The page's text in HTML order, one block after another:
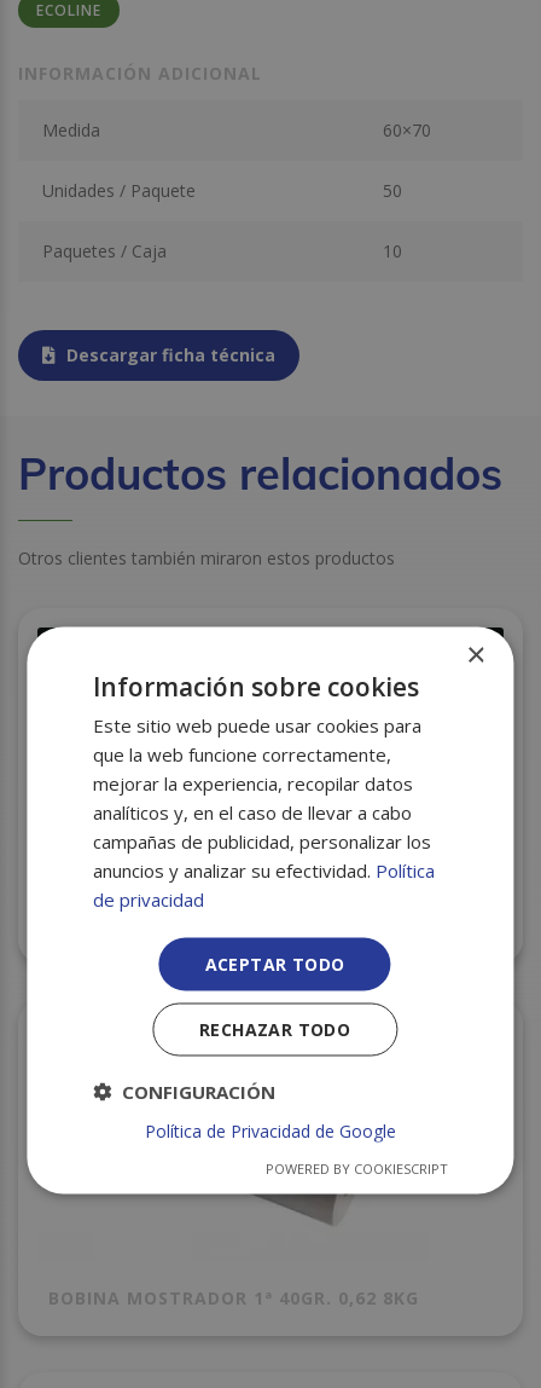
ECOLINE
INFORMACIÓN ADICIONAL
Medida 60×70
Unidades / Paquete 50
Paquetes / Caja 10
Descargar ficha técnica
Productos relacionados
Otros clientes también miraron estos productos
BOLSA PAPEL 18+7X34 BLANCA NEVAPLAST
BOBINA MOSTRADOR 1ª 40GR. 0,62 8KG
×
Información sobre cookies
Este sitio web puede usar cookies para
que la web funcione correctamente,
mejorar la experiencia, recopilar datos
analíticos y, en el caso de llevar a cabo
campañas de publicidad, personalizar los
anuncios y analizar su efectividad. Política
de privacidad
ACEPTAR TODO
RECHAZAR TODO
CONFIGURACIÓN
Política de Privacidad de Google
POWERED BY COOKIESCRIPT